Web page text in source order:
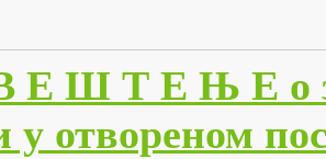
Ш Т Е Њ Е о
у отвореном